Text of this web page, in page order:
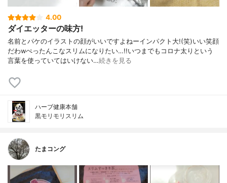
4.00
ダイエッターの味方!
名前とパケのイラストの顔がいいですよねーインパクト大!(笑)いい笑顔
だわwぺったんこなスリムになりたい…!!いつまでもコロナ太りという
言葉を使っていてはいけない…続きを見る
ハーブ健康本舗
黒モリモリスリム
たまコング